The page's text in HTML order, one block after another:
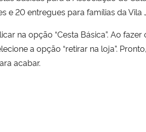
e 20 entregues para famílias da Vila
na opção “Cesta Básica”. Ao
a opção “retirar na loja”.
acabar.